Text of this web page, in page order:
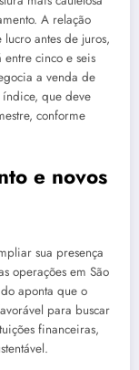
A relação
antes de juros,
cinco e seis
a venda de
que deve
conforme
e novos
sua presença
operações em São
aponta que o
para buscar
financeiras,